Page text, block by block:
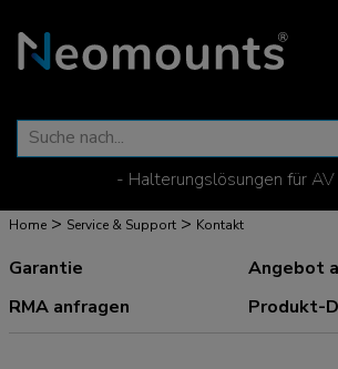
- Halterungslösungen für
Home > Service & Support > Kontakt
Garantie
Angebot
RMA anfragen
Produkt-